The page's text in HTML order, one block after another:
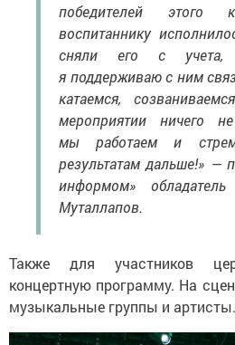
победителей этого
воспитаннику
сняли его с
я поддерживаю с ним
катаемся,
мероприятии ничего не
мы работаем и
результатам дальше!» —
информом»
Муталлапов.
Также для участников
концертную программу. На
музыкальные группы и артисты.